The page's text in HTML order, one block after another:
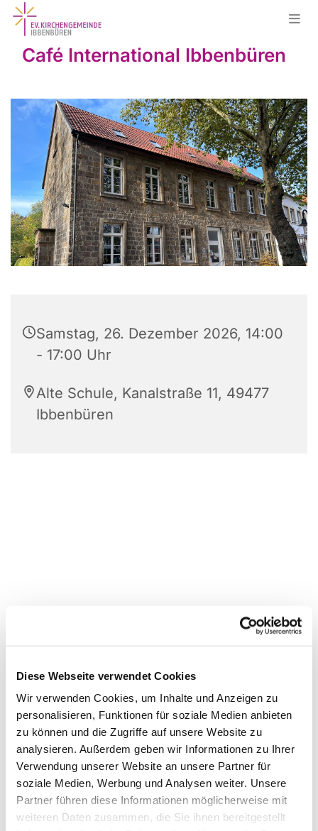
Diese Webseite verwendet Cookies
Wir verwenden Cookies, um Inhalte und Anzeigen zu
personalisieren, Funktionen für soziale Medien anbieten
zu können und die Zugriffe auf unsere Website zu
analysieren. Außerdem geben wir Informationen zu Ihrer
Verwendung unserer Website an unsere Partner für
soziale Medien, Werbung und Analysen weiter. Unsere
Partner führen diese Informationen möglicherweise mit
weiteren Daten zusammen, die Sie ihnen bereitgestellt
Café International Ibbenbüren
Samstag, 26. Dezember 2026, 14:00
- 17:00 Uhr
Alte Schule, Kanalstraße 11, 49477
Ibbenbüren
Dies könnte Sie auch
interessieren